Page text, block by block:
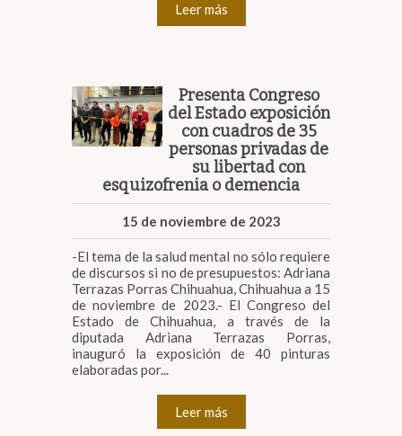
Leer más
Presenta Congreso
del Estado exposición
con cuadros de 35
personas privadas de
su libertad con
esquizofrenia o demencia
15 de noviembre de 2023
-El tema de la salud mental no sólo requiere
de discursos si no de presupuestos: Adriana
Terrazas Porras Chihuahua, Chihuahua a 15
de noviembre de 2023.- El Congreso del
Estado de Chihuahua, a través de la
diputada Adriana Terrazas Porras,
inauguró la exposición de 40 pinturas
elaboradas por...
Leer más